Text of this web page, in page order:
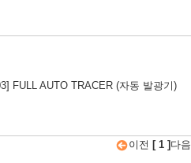
FULL AUTO TRACER (자동 발광기)
이전 [ 1 ] 다음